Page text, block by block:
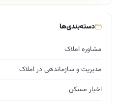
دسته‌بندی‌ها
مشاوره املاک
مدیریت و سازماندهی در املاک
اخبار مسکن